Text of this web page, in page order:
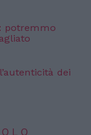
potremmo
dei